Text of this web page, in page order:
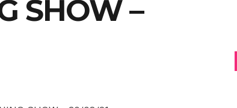
SHOW –